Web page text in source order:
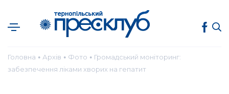
Головна ● Архів ● Фото ● Громадський моніторинг:
забезпечення ліками хворих на гепатит